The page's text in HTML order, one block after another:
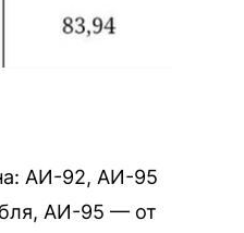
АИ-92, АИ-95
АИ-95 — от